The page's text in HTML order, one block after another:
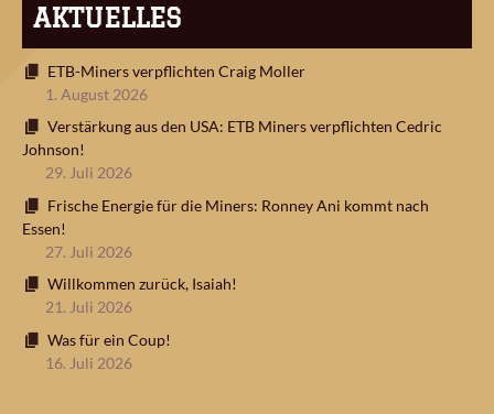
AKTUELLES
ETB-Miners verpflichten Craig Moller
1. August 2026
Verstärkung aus den USA: ETB Miners verpflichten Cedric
Johnson!
29. Juli 2026
Frische Energie für die Miners: Ronney Ani kommt nach
Essen!
27. Juli 2026
Willkommen zurück, Isaiah!
21. Juli 2026
Was für ein Coup!
16. Juli 2026